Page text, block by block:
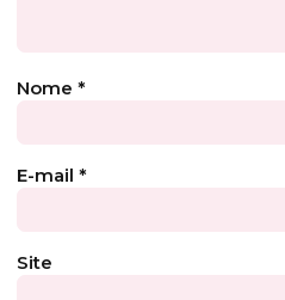
Nome *
E-mail *
Site